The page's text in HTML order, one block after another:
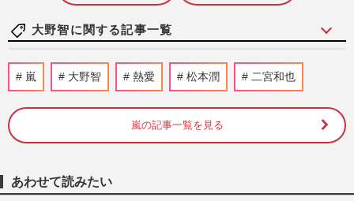
大野智に関する記事一覧
嵐・松本潤、ライブ演出の次はアイドルプ
ロデュース！大手配信で“timelesz式”オー
週刊女性2026年8月18日・25日号 2026/8/5
で「相場ガン無視」顕著になった大野智
の“強気な価格設定”に悲鳴
嵐 大野智 熱愛 松本潤 二宮和也
嵐の記事一覧を見る
あわせて読みたい